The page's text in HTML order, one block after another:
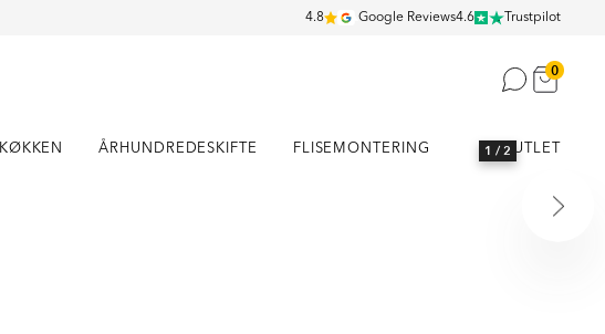
4.8 Google Reviews4.6 Trustpilot
0
KØKKEN ÅRHUNDREDESKIFTE FLISEMONTERING OUTLET
1 / 2